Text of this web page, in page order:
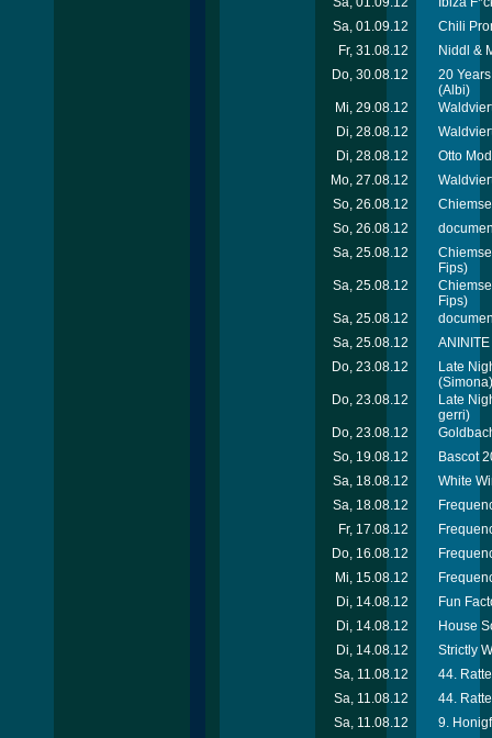
Sa, 01.09.12
Chili
Fr, 31.08.12
Niddl &
Do, 30.08.12
20
(Albi)
Mi, 29.08.12
Di, 28.08.12
Di, 28.08.12
Otto
Mo, 27.08.12
So, 26.08.12
So, 26.08.12
Sa, 25.08.12
Fips)
Sa, 25.08.12
Fips)
Sa, 25.08.12
Sa, 25.08.12
Do, 23.08.12
Late
(Simona)
Do, 23.08.12
Late
gerri)
Do, 23.08.12
So, 19.08.12
Bascot
Sa, 18.08.12
White
Sa, 18.08.12
Fr, 17.08.12
Do, 16.08.12
Mi, 15.08.12
Di, 14.08.12
Fun
Di, 14.08.12
House
Di, 14.08.12
Strictly
Sa, 11.08.12
44.
Sa, 11.08.12
44.
Sa, 11.08.12
9.